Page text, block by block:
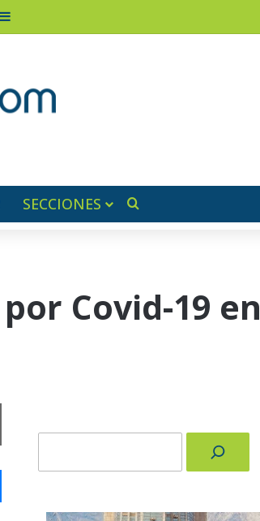
Barra lateral
SECCIONES
Covid-19 en
Messenger